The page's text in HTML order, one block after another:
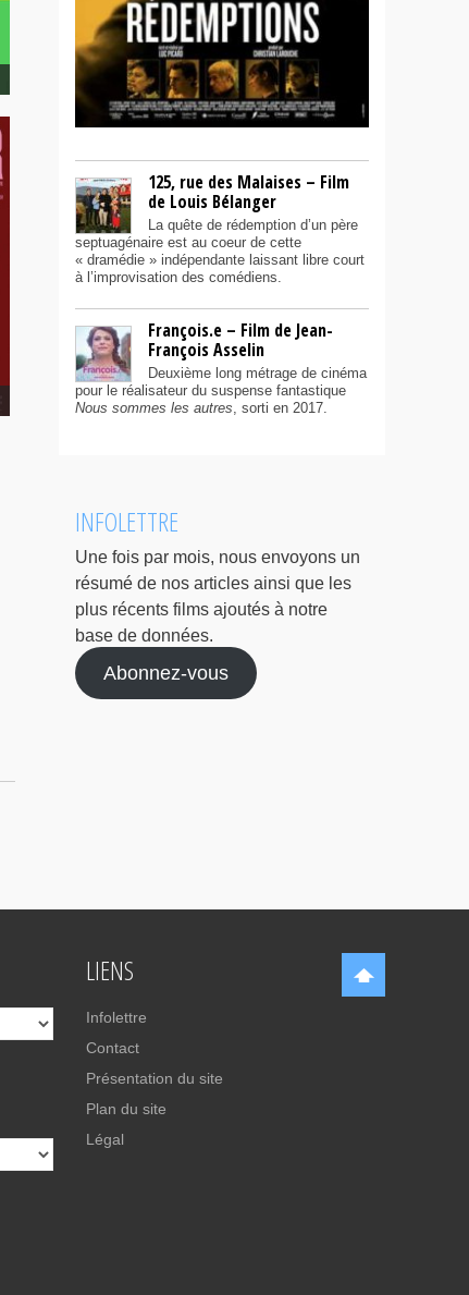
125, rue des Malaises – Film
de Louis Bélanger
La quête de rédemption d’un père
septuagénaire est au coeur de cette
« dramédie » indépendante laissant libre court
à l’improvisation des comédiens.
François.e – Film de Jean-
François Asselin
Deuxième long métrage de cinéma
pour le réalisateur du suspense fantastique
Nous sommes les autres, sorti en 2017.
INFOLETTRE
Une fois par mois, nous envoyons un
résumé de nos articles ainsi que les
plus récents films ajoutés à notre
base de données.
Abonnez-vous
LIENS
Infolettre
Contact
Présentation du site
Plan du site
Légal